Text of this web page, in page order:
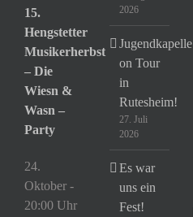
15.
Hengstetter
Musikerherbst
– Die
Wiesn &
Wasn –
Party
24.
Oktober -
20:00 Uhr
2026
Jugendkapelle
on Tour
in
Rutesheim!
27. Juli
2026
Es war
uns ein
Fest!